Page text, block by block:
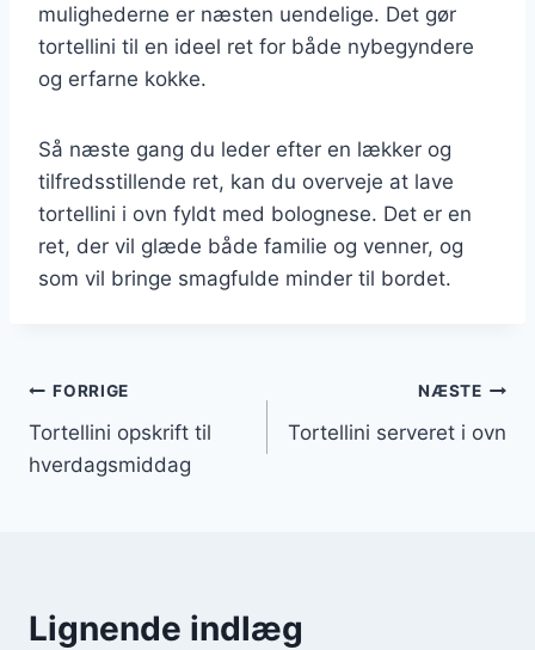
mulighederne er næsten uendelige. Det gør
tortellini til en ideel ret for både nybegyndere
og erfarne kokke.
Så næste gang du leder efter en lækker og
tilfredsstillende ret, kan du overveje at lave
tortellini i ovn fyldt med bolognese. Det er en
ret, der vil glæde både familie og venner, og
som vil bringe smagfulde minder til bordet.
Indlægsnavigation
FORRIGE
Tortellini opskrift til
hverdagsmiddag
NÆSTE
Tortellini serveret i ovn
Lignende indlæg